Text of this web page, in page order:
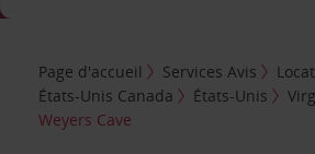
Page d'accueil Services Avis
États-Unis Canada
États-Unis
Weyers Cave